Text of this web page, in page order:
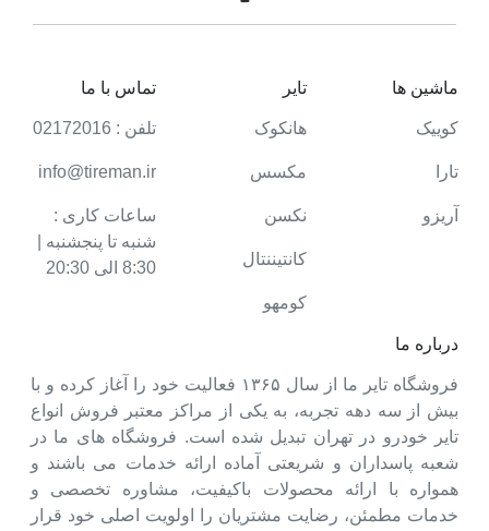
درباره ما
فروشگاه تایر ما از سال ۱۳۶۵ فعالیت خود را آغاز کرده و با
بیش از سه دهه تجربه، به یکی از مراکز معتبر فروش انواع
تایر خودرو در تهران تبدیل شده است. فروشگاه های ما در
شعبه پاسداران و شریعتی آماده ارائه خدمات می باشند و
همواره با ارائه محصولات باکیفیت، مشاوره تخصصی و
خدمات مطمئن، رضایت مشتریان را اولویت اصلی خود قرار
ماشین ها
کوییک
تارا
آریزو
تایر
هانکوک
مکسس
نکسن
کانتیننتال
کومهو
تماس با ما
تلفن : 02172016
info@tireman.ir
ساعات کاری :
شنبه تا پنجشنبه |
8:30 الی 20:30